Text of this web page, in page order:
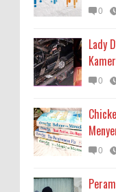
0
Lady
0
0